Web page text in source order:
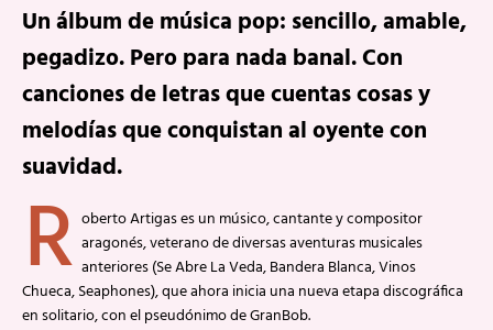
Un álbum de música pop: sencillo, amable,
pegadizo. Pero para nada banal. Con
canciones de letras que cuentas cosas y
melodías que conquistan al oyente con
suavidad.
R oberto Artigas es un músico, cantante y compositor
aragonés, veterano de diversas aventuras musicales
anteriores (Se Abre La Veda, Bandera Blanca, Vinos
Chueca, Seaphones), que ahora inicia una nueva etapa discográfica
en solitario, con el pseudónimo de GranBob.